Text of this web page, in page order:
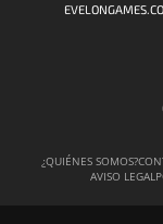
¿QUIÉNES SOMOS?
AVISO LEGAL